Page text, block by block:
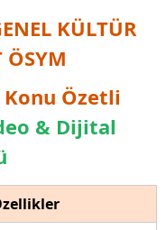
KÜLTÜR
ÖSYM
Konu Özetli
& Dijital